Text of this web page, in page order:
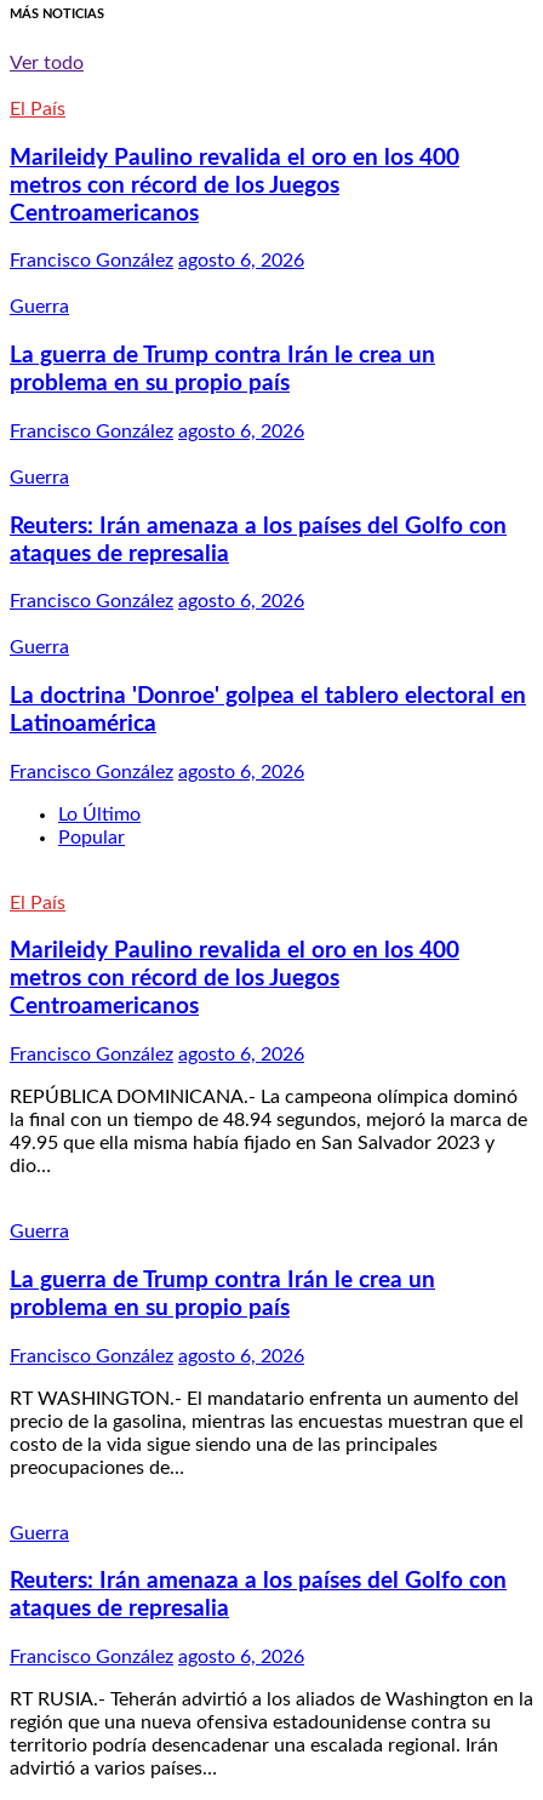
MÁS NOTICIAS
Ver todo
El País
Marileidy Paulino revalida el oro en los 400
metros con récord de los Juegos
Centroamericanos
Francisco González agosto 6, 2026
Guerra
La guerra de Trump contra Irán le crea un
problema en su propio país
Francisco González agosto 6, 2026
Guerra
Reuters: Irán amenaza a los países del Golfo con
ataques de represalia
Francisco González agosto 6, 2026
Guerra
La doctrina 'Donroe' golpea el tablero electoral en
Latinoamérica
Francisco González agosto 6, 2026
Lo Último
Popular
El País
Marileidy Paulino revalida el oro en los 400
metros con récord de los Juegos
Centroamericanos
Francisco González agosto 6, 2026
REPÚBLICA DOMINICANA.- La campeona olímpica dominó
la final con un tiempo de 48.94 segundos, mejoró la marca de
49.95 que ella misma había fijado en San Salvador 2023 y
dio…
Guerra
La guerra de Trump contra Irán le crea un
problema en su propio país
Francisco González agosto 6, 2026
RT WASHINGTON.- El mandatario enfrenta un aumento del
precio de la gasolina, mientras las encuestas muestran que el
costo de la vida sigue siendo una de las principales
preocupaciones de…
Guerra
Reuters: Irán amenaza a los países del Golfo con
ataques de represalia
Francisco González agosto 6, 2026
RT RUSIA.- Teherán advirtió a los aliados de Washington en la
región que una nueva ofensiva estadounidense contra su
territorio podría desencadenar una escalada regional. Irán
advirtió a varios países…